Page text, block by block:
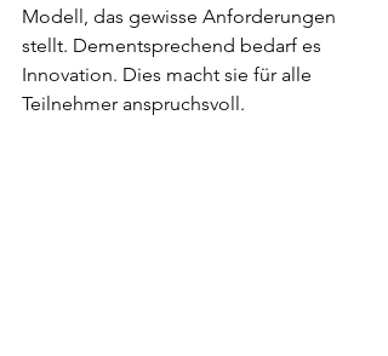
Modell, das gewisse Anforderungen
stellt. Dementsprechend bedarf es
Innovation. Dies macht sie für alle
Teilnehmer anspruchsvoll.